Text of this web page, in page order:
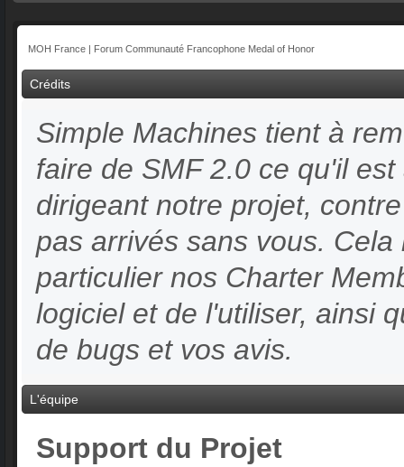
MOH France | Forum Communauté Francophone Medal of Honor
Crédits
Simple Machines tient à
faire de SMF 2.0 ce qu'il
dirigeant notre projet,
pas arrivés sans vous.
particulier nos Charter
logiciel et de l'utiliser, ainsi
de bugs et vos avis.
L'équipe
Support du Projet